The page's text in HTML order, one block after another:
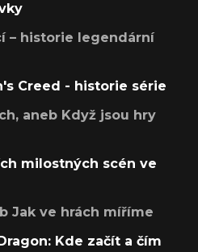
– historie legendární
Creed - historie série
aneb Když jsou hry
milostných scén ve
Jak ve hrách míříme
Kde začít a čím